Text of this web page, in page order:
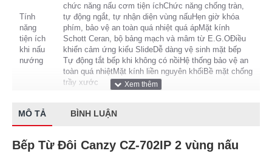
Tính
năng
tiện ích
khi nấu
nướng
chức năng nấu cơm tiện íchChức năng chống tràn,
tự động ngắt, tự nhận diện vùng nấuHẹn giờ khóa
phím, bảo vệ an toàn quá nhiệt quá ápMặt kính
Schott Ceran, bộ bảng mạch và mâm từ E.G.OĐiều
khiển cảm ứng kiểu SlideDễ dàng vệ sinh mặt bếp
Tự động tắt bếp khi không có nồiHệ thống bảo vệ an
toàn quá nhiệtMặt kính liền nguyên khốiBề mặt chống
trầy xước
Điện áp 220V / 50Hz
hiệu
Bếp Từ Canzy
MÔ TẢ BÌNH LUẬN
Bếp Từ Đôi Canzy CZ-702IP 2 vùng nấu